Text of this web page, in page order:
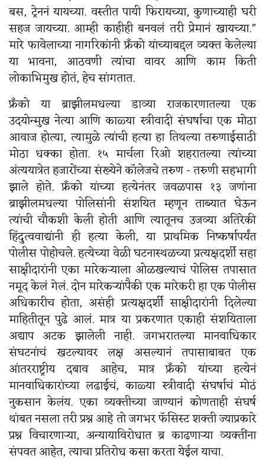
बस, ट्रेननं यायच्या. वस्तीत पायी फिरायच्या, कुणाच्याही घरी
सहज जायच्या. आम्ही काहीही बनवलं तरी प्रेमानं खायच्या.”
मारे फावेलाच्या नागरिकांनी फ्रॅंको यांच्याबद्दल व्यक्त केलेल्या
या भावना, आठवणी त्यांचा वावर आणि काम किती
लोकाभिमुख होतं, हेच सांगतात.
फ्रॅंको या ब्राझीलमधल्या डाव्या राजकारणातल्या एक
उदयोन्मुख नेत्या आणि काळ्या स्त्रीवादी संघर्षाचा एक मोठा
आवाज होत्या, त्यामुळे त्यांची हत्या हा तिथल्या तरुणाईसाठी
मोठा धक्का होता. १५ मार्चला रिओ शहरातल्या त्यांच्या
अंत्ययात्रेत हजारोंच्या संख्येने कॉलेजचे तरुण - तरुणी सहभागी
झाले होते. फ्रॅंको यांच्या हत्येनंतर जवळपास १३ जणांना
ब्राझीलमधल्या पोलिसांनी संशयित म्हणून ताब्यात घेऊन
त्यांची चौकशी केली होती आणि त्यातूनच उजव्या अतिरेकी
हिंदुत्ववाद्यांनी ही हत्या केली, या प्राथमिक निष्कर्षापर्यंत
पोलीस पोहोचले. हत्येच्या वेळी घटनास्थळच्या प्रत्यक्षदर्शी सहा
साक्षीदारांनी एका मारेकऱ्याला ओळखल्याचं पोलिस तपासात
नमूद केलं गेलं. दोन मारेकऱ्यांपैकी एक मारेकरी हा एक पोलीस
अधिकारीच होता, असंही प्रत्यक्षदर्शी साक्षीदारांनी दिलेल्या
माहितीतून पुढे आलं. मात्र या प्रकरणात एकाही संशयिताला
अद्याप अटक झालेली नाही. जगभरातल्या मानवाधिकार
संघटनांचं खटल्यावर लक्ष असल्यानं तपासाबाबत एक
आंतरराष्ट्रीय दबाव आहेच, मात्र फ्रॅंको यांच्या हत्येनं
मानवाधिकारांच्या लढाईचं, काळ्या स्त्रीवादी संघर्षाचं मोठं
नुकसान केलंय. एका व्यक्तीच्या जाण्यानं कोणताही संघर्ष
थांबत नसला तरी प्रश्न आहे तो जगभर फॅसिस्ट शक्ती ज्याप्रकारे
प्रश्न विचारणाऱ्या, अन्यायाविरोधात ब्र काढणाऱ्या व्यक्तींना
संपवत आहेत, त्याचा प्रतिरोध कसा करता येईल याचा.